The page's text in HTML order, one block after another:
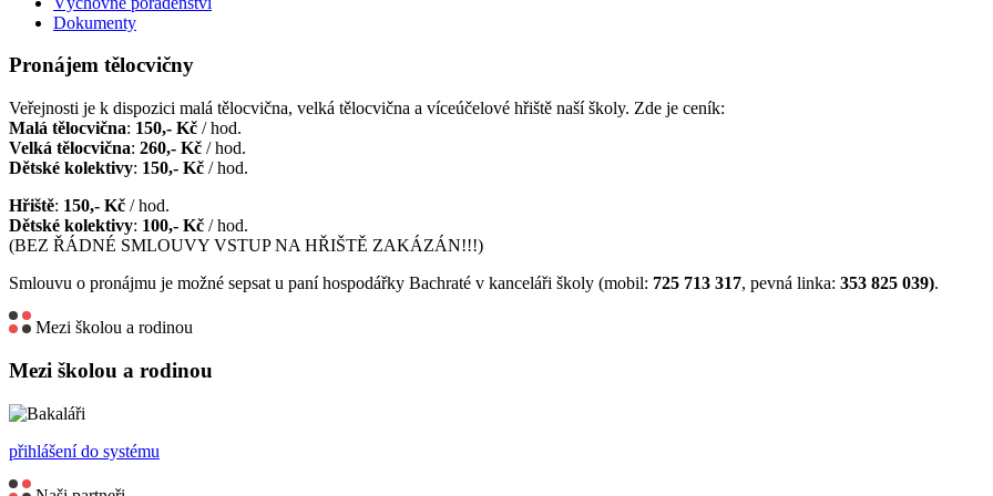
Dokumenty
Pronájem tělocvičny
Veřejnosti je k dispozici malá tělocvična, velká tělocvična a víceúčelové hřiště naší školy. Zde je ceník:
Malá tělocvična: 150,- Kč / hod.
Velká tělocvična: 260,- Kč / hod.
Dětské kolektivy: 150,- Kč / hod.
Hřiště: 150,- Kč / hod.
Dětské kolektivy: 100,- Kč / hod.
(BEZ ŘÁDNÉ SMLOUVY VSTUP NA HŘIŠTĚ ZAKÁZÁN!!!)
Smlouvu o pronájmu je možné sepsat u paní hospodářky Bachraté v kanceláři školy (mobil: 725 713 317, pevná linka: 353 825 039).
Mezi školou a rodinou
Mezi školou a rodinou
přihlášení do systému